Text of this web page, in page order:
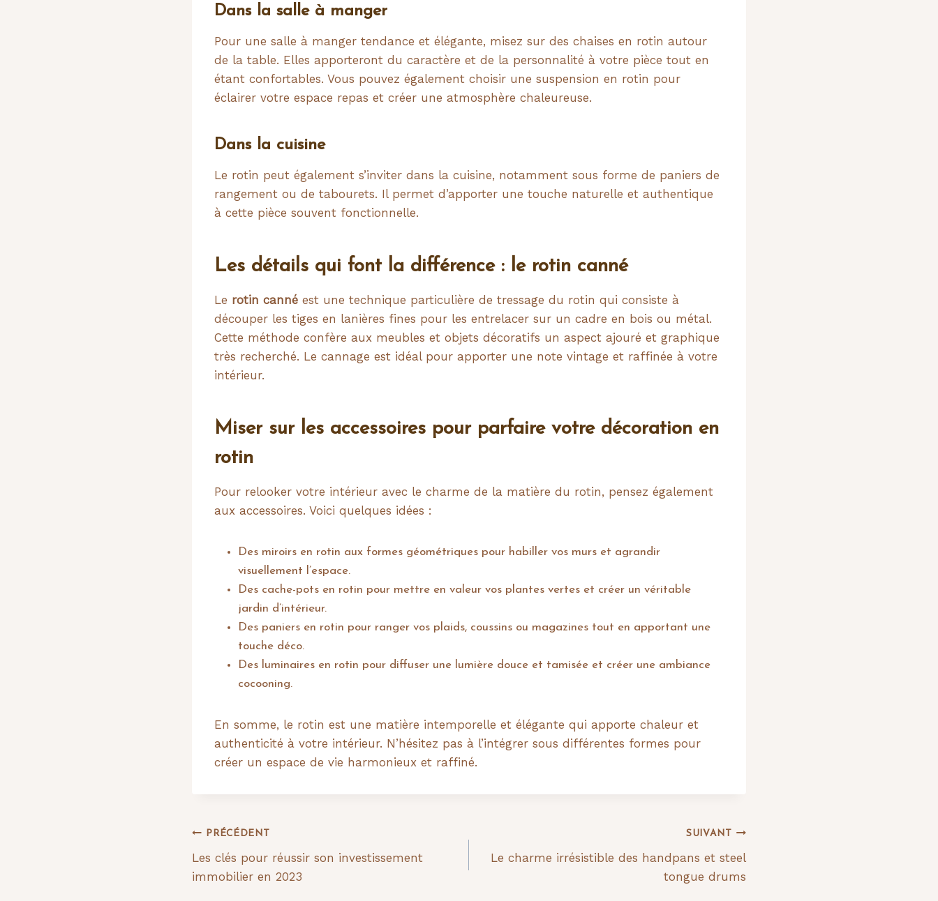
Dans la salle à manger
Pour une salle à manger tendance et élégante, misez sur des chaises en rotin autour
de la table. Elles apporteront du caractère et de la personnalité à votre pièce tout en
étant confortables. Vous pouvez également choisir une suspension en rotin pour
éclairer votre espace repas et créer une atmosphère chaleureuse.
Dans la cuisine
Le rotin peut également s’inviter dans la cuisine, notamment sous forme de paniers de
rangement ou de tabourets. Il permet d’apporter une touche naturelle et authentique
à cette pièce souvent fonctionnelle.
Les détails qui font la différence : le rotin canné
Le rotin canné est une technique particulière de tressage du rotin qui consiste à
découper les tiges en lanières fines pour les entrelacer sur un cadre en bois ou métal.
Cette méthode confère aux meubles et objets décoratifs un aspect ajouré et graphique
très recherché. Le cannage est idéal pour apporter une note vintage et raffinée à votre
intérieur.
Miser sur les accessoires pour parfaire votre décoration en
rotin
Pour relooker votre intérieur avec le charme de la matière du rotin, pensez également
aux accessoires. Voici quelques idées :
Des miroirs en rotin aux formes géométriques pour habiller vos murs et agrandir
visuellement l’espace.
Des cache-pots en rotin pour mettre en valeur vos plantes vertes et créer un véritable
jardin d’intérieur.
Des paniers en rotin pour ranger vos plaids, coussins ou magazines tout en apportant une
touche déco.
Des luminaires en rotin pour diffuser une lumière douce et tamisée et créer une ambiance
cocooning.
En somme, le rotin est une matière intemporelle et élégante qui apporte chaleur et
authenticité à votre intérieur. N’hésitez pas à l’intégrer sous différentes formes pour
créer un espace de vie harmonieux et raffiné.
Navigation
de
PRÉCÉDENT
Les clés pour réussir son investissement
immobilier en 2023
SUIVANT
Le charme irrésistible des handpans et steel
tongue drums